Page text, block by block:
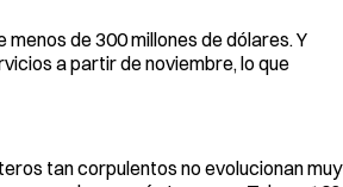
de 300 millones de dólares. Y
a partir de noviembre, lo que
tan corpulentos no evolucionan muy